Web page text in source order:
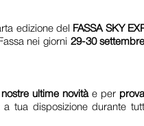
edizione del
FASSA SKY
nei giorni 29-30
nostre ultime novitàe per
tua disposizione durante